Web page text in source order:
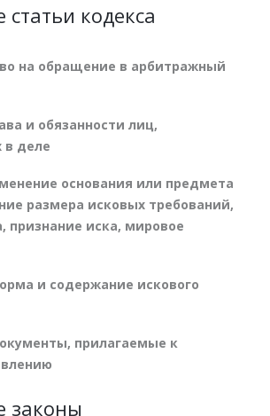
кодекса
на обращение в арбитражный
и обязанности лиц,
в деле
основания или предмета
размера исковых требований,
признание иска, мировое
и содержание искового
прилагаемые к
законы